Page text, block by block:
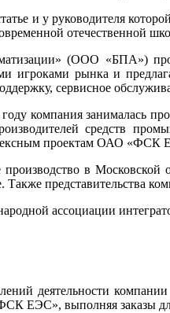
и у руководителя
отечественной
(ООО «БПА»)
игроками рынка и
сервисное
году компания
средств
проектам ОАО «ФСК
в
представительства
ассоциации
деятельности
ЕЭС», выполняя заказы